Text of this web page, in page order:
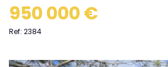
950 000 €
Ref: 2384